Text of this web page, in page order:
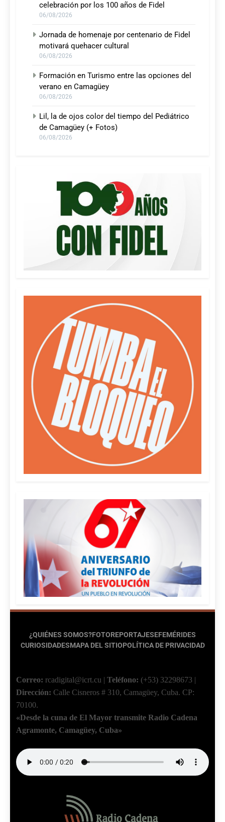
celebración por los 100 años de Fidel
06/08/2026
Jornada de homenaje por centenario de Fidel
motivará quehacer cultural
06/08/2026
Formación en Turismo entre las opciones del
verano en Camagüey
06/08/2026
Lil, la de ojos color del tiempo del Pediátrico
de Camagüey (+ Fotos)
06/08/2026
¿QUIÉNES SOMOS?FOTOREPORTAJESEFEMÉRIDES
CURIOSIDADESMAPA DEL SITIOPOLÍTICA DE PRIVACIDAD
Correo: rcadigital@icrt.cu | Teléfono: (+53) 32298673 |
Dirección: Calle Cisneros # 310, Camagüey, Cuba. CP:
70100.
«Desde la cuna de El Mayor transmite Radio Cadena
Agramonte, Camagüey, Cuba»